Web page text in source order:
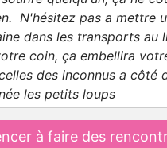
N'hésitez pas a mettre
dans les transports au
coin, ça embellira
des inconnus a côté
les petits loups
à faire des